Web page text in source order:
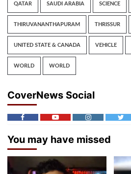
QATAR SAUDI ARABIA SCIENCE
THIRUVANANTHAPURAM THRISSUR
UNITED STATE & CANADA VEHICLE
WORLD WORLD
CoverNews Social
You may have missed